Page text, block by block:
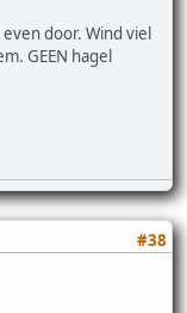
door. Wind viel
GEEN hagel
#38